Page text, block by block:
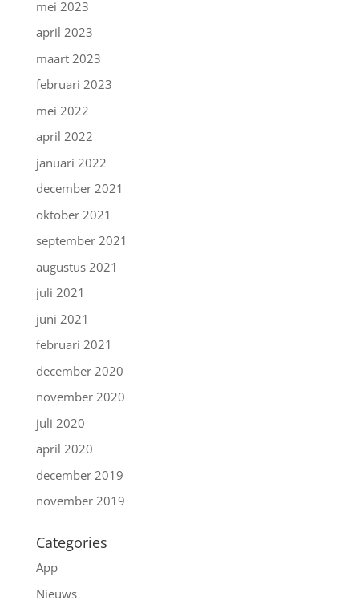
mei 2023
april 2023
maart 2023
februari 2023
mei 2022
april 2022
januari 2022
december 2021
oktober 2021
september 2021
augustus 2021
juli 2021
juni 2021
februari 2021
december 2020
november 2020
juli 2020
april 2020
december 2019
november 2019
Categories
App
Nieuws